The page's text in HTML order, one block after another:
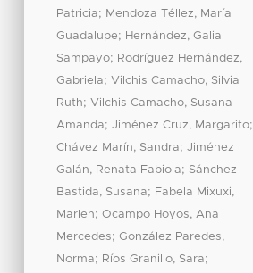
Patricia; Mendoza Téllez, María
Guadalupe; Hernández, Galia
Sampayo; Rodríguez Hernández,
Gabriela;Vilchis Camacho, Silvia
Ruth;Vilchis Camacho, Susana
Amanda;Jiménez Cruz, Margarito;
Chávez Marín, Sandra;Jiménez
Galán, Renata Fabiola; Sánchez
Bastida, Susana; Fabela Mixuxi,
Marlen;Ocampo Hoyos, Ana
Mercedes;González Paredes,
Norma; Ríos Granillo, Sara;